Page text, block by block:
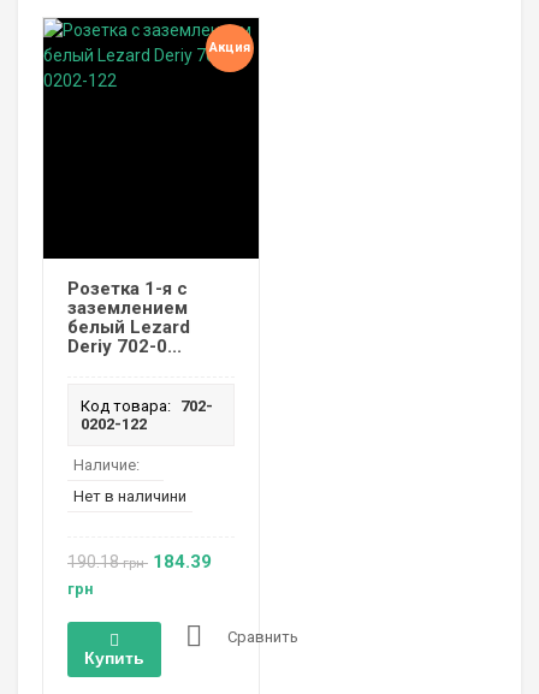
Акция
Розетка 1-я с
заземлением
белый Lezard
Deriy 702-0...
Код товара: 702-
0202-122
Наличие:
Нет в наличини
190.18грн 184.39
грн
Купить
Сравнить